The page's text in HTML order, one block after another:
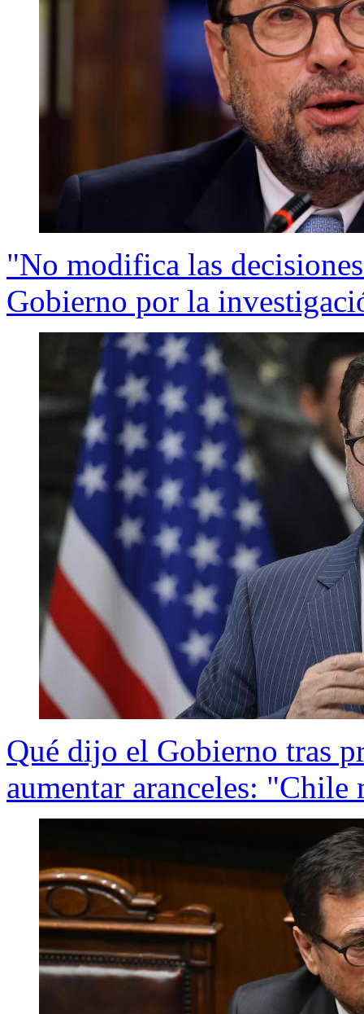
"No modifica las
Gobierno por la
Qué dijo el Gobierno tras
aumentar aranceles: "Chile